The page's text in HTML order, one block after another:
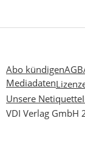
Abo kündigenAGB
Mediadaten
Unsere Netiquette
VDI Verlag GmbH